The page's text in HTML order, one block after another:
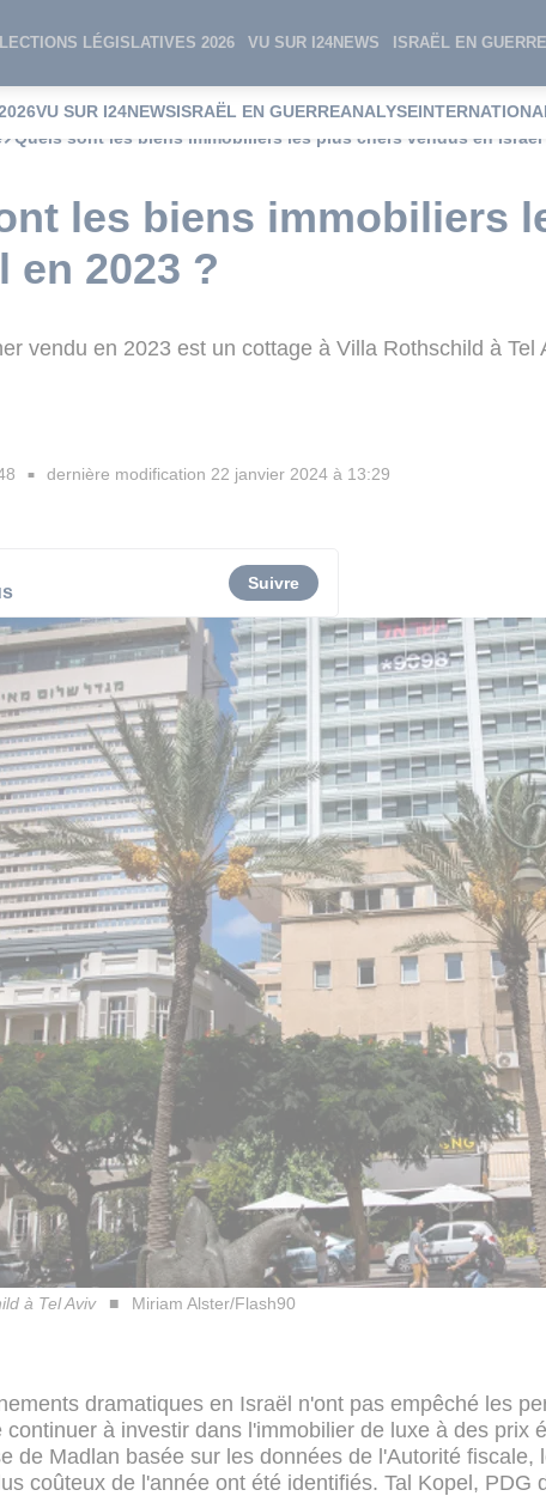
LÉGISLATIVES 2026 VU SUR I24NEWS ISRAËL EN GUERRE
VU SUR I24NEWSISRAËL EN GUERREANALYSE
Quels sont les biens immobiliers les plus chers vendus en Israël
les biens immobiliers
en 2023 ?
vendu en 2023 est un cottage à Villa Rothschild à
■ dernière modification 22 janvier 2024 à 13:29
Suivre
à Tel Aviv Miriam Alster/Flash90
dramatiques en Israël n'ont pas empêché les
continuer à investir dans l'immobilier de luxe à des prix
de Madlan basée sur les données de l'Autorité fiscale,
coûteux de l'année ont été identifiés. Tal Kopel, PDG